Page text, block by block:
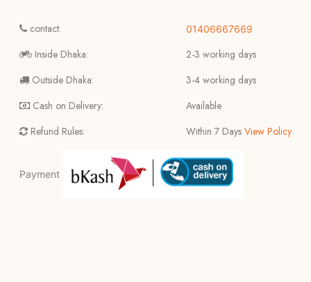
contact:
Inside Dhaka:
Outside Dhaka:
Cash on Delivery:
Refund Rules:
01406667669
2-3 working days
3-4 working days
Available
Within 7 Days View Policy
Payment